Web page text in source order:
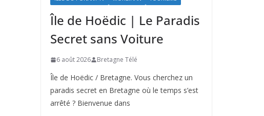
Île de Hoëdic | Le Paradis
Secret sans Voiture
6 août 2026 Bretagne Télé
Île de Hoëdic / Bretagne. Vous cherchez un
paradis secret en Bretagne où le temps s’est
arrêté ? Bienvenue dans